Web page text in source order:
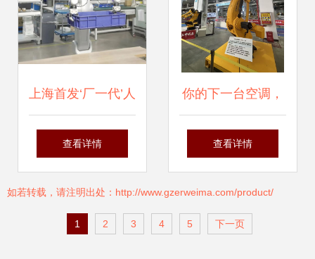
上海首发‘厂一代’人
形机器人 告别‘过
智能开启工业新纪
查看详情
你的下一台空调，
可能由机器人制造
研发革新制造业
查看详情
如若转载，请注明出处：http://www.gzerweima.com/product/
1 2 3 4 5 下一页